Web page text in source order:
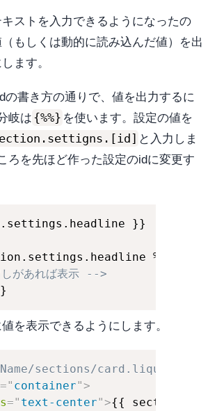
ストを入力できるようになったの
もしくは動的に読み込んだ値）を出
ます。
の書き方の通りで、値を出力するに
岐は {%%} を使います。設定の値を
と入力しま
ろを先ほど作った設定のidに変更す
}}
%}
があれば表示 -->
を表示できるようにします。
sections/card.liquid -->
=" container">
=" text-center">{{